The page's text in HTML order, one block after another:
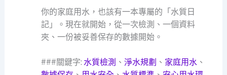
你的家庭用水，也該有一本專屬的「水質日
記」。現在就開始，從一次檢測、一個資料
夾、一份被妥善保存的數據開始。
###關鍵字: 水質檢測 、 淨水規劃 、 家庭用水、